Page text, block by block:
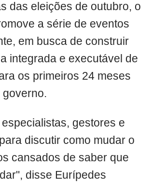
das eleições de outubro, o
a série de eventos
em busca de construir
integrada e executável de
os primeiros 24 meses
governo.
gestores e
discutir como mudar o
cansados de saber que
disse Eurípedes